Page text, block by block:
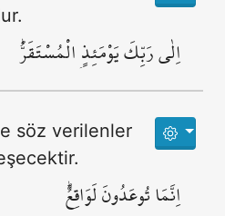
اِلٰى رَبِّكَ يَوْمَئِذٍۨ الْمُسْتَقَرُّۜ
söz verilenler
اِنَّمَا تُوعَدُونَ لَوَاقِعٌۜ